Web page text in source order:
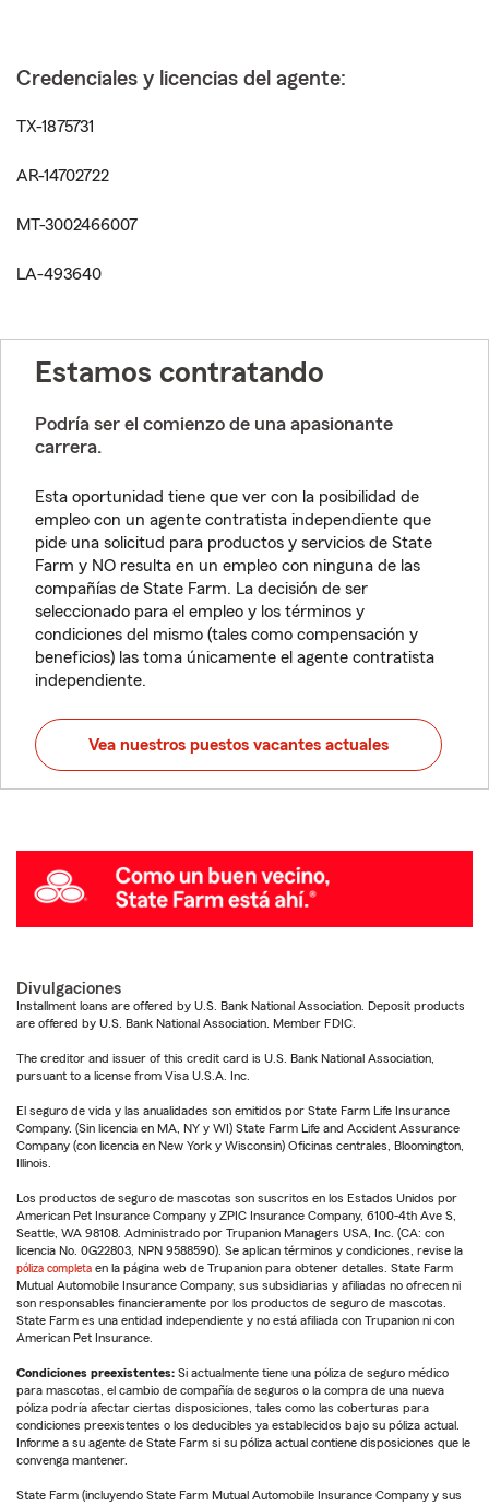
Credenciales y licencias del agente:
TX-1875731
AR-14702722
MT-3002466007
LA-493640
Estamos contratando
Podría ser el comienzo de una apasionante
carrera.
Esta oportunidad tiene que ver con la posibilidad de
empleo con un agente contratista independiente que
pide una solicitud para productos y servicios de State
Farm y NO resulta en un empleo con ninguna de las
compañías de State Farm. La decisión de ser
seleccionado para el empleo y los términos y
condiciones del mismo (tales como compensación y
beneficios) las toma únicamente el agente contratista
independiente.
Vea nuestros puestos vacantes actuales
Divulgaciones
Installment loans are offered by U.S. Bank National Association. Deposit products
are offered by U.S. Bank National Association. Member FDIC.
The creditor and issuer of this credit card is U.S. Bank National Association,
pursuant to a license from Visa U.S.A. Inc.
El seguro de vida y las anualidades son emitidos por State Farm Life Insurance
Company. (Sin licencia en MA, NY y WI) State Farm Life and Accident Assurance
Company (con licencia en New York y Wisconsin) Oficinas centrales, Bloomington,
Illinois.
Los productos de seguro de mascotas son suscritos en los Estados Unidos por
American Pet Insurance Company y ZPIC Insurance Company, 6100-4th Ave S,
Seattle, WA 98108. Administrado por Trupanion Managers USA, Inc. (CA: con
licencia No. 0G22803, NPN 9588590). Se aplican términos y condiciones, revise la
póliza completa en la página web de Trupanion para obtener detalles. State Farm
Mutual Automobile Insurance Company, sus subsidiarias y afiliadas no ofrecen ni
son responsables financieramente por los productos de seguro de mascotas.
State Farm es una entidad independiente y no está afiliada con Trupanion ni con
American Pet Insurance.
Condiciones preexistentes: Si actualmente tiene una póliza de seguro médico
para mascotas, el cambio de compañía de seguros o la compra de una nueva
póliza podría afectar ciertas disposiciones, tales como las coberturas para
condiciones preexistentes o los deducibles ya establecidos bajo su póliza actual.
Informe a su agente de State Farm si su póliza actual contiene disposiciones que le
convenga mantener.
State Farm (incluyendo State Farm Mutual Automobile Insurance Company y sus